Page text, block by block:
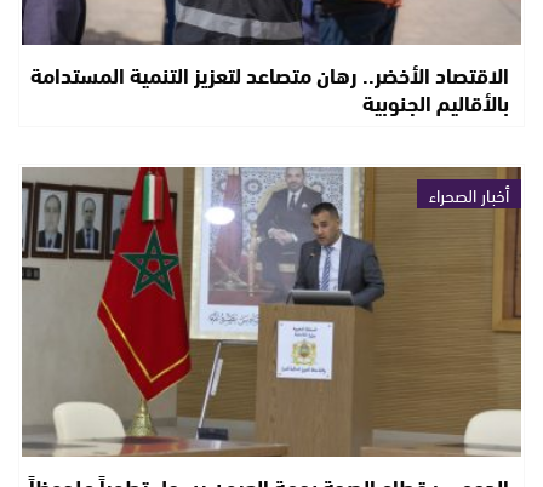
الاقتصاد الأخضر.. رهان متصاعد لتعزيز التنمية المستدامة
بالأقاليم الجنوبية
أخبار الصحراء